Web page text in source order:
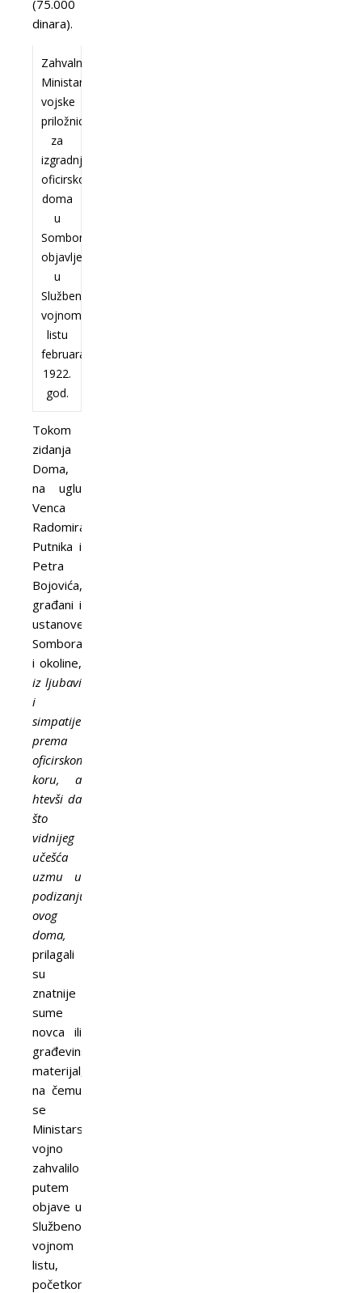
(75.000
dinara).
Zahvalnost
Ministarstva
vojske
priložnicima
za
izgradnju
oficirskog
doma
u
Somboru,
objavljena
u
Službenom
vojnom
listu
februara
1922.
god.
Tokom
zidanja
Doma,
na uglu
Venca
Radomira
Putnika i
Petra
Bojovića,
građani i
ustanove
Sombora
i okoline,
iz ljubavi
i
simpatije
prema
oficirskom
koru, a
htevši da
što
vidnijeg
učešća
uzmu u
podizanju
ovog
doma,
prilagali
su
znatnije
sume
novca ili
građevinski
materijal,
na čemu
se
Ministarstvo
vojno
zahvalilo
putem
objave u
Službenom
vojnom
listu,
početkom